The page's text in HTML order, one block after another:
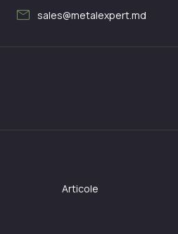
mail sales@metalexpert.md
Articole